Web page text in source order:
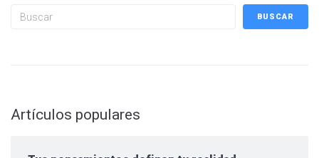
Buscar BUSCAR
Artículos populares